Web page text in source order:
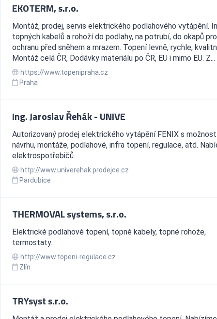
EKOTERM, s.r.o.
Montáž, prodej, servis elektrického podlahového vytápění.
topných kabelů a rohoží do podlahy, na potrubí, do okapů pro
ochranu před sněhem a mrazem. Topení levně, rychle,
Montáž celá ČR, Dodávky materiálu po ČR, EU i mimo EU. Z...
https://www.topenipraha.cz
Praha
Ing. Jaroslav Řehák - UNIVE
Autorizovaný prodej elektrického vytápění FENIX s
návrhu, montáže, podlahové, infra topení, regulace, atd.
elektrospotřebičů.
http://www.univerehak.prodejce.cz
Pardubice
THERMOVAL systems, s.r.o.
Elektrické podlahové topení, topné kabely, topné rohože,
termostaty.
http://www.topeni-regulace.cz
Zlín
TRYsyst s.r.o.